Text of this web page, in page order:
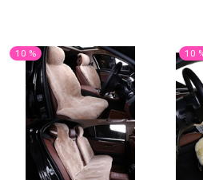
10 % 10